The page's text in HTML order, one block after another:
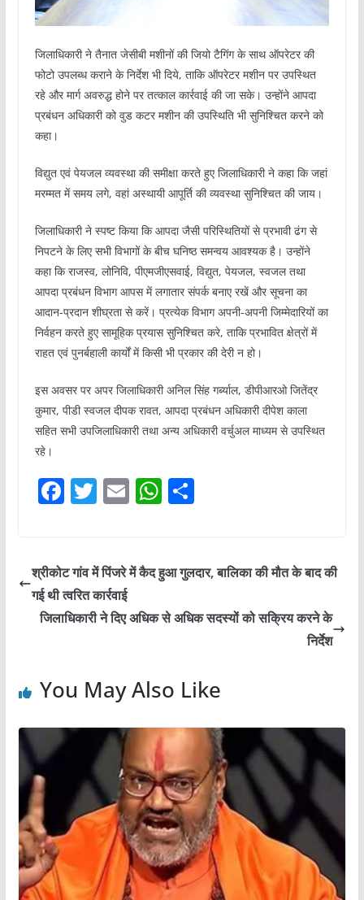
जिलाधिकारी ने तैनात जेसीबी मशीनों की जियो टैगिंग के साथ ऑपरेटर की
फोटो उपलब्ध कराने के निर्देश भी दिये, ताकि ऑपरेटर मशीन पर उपस्थित
रहे और मार्ग अवरुद्ध होने पर तत्काल कार्रवाई की जा सके। उन्होंने आपदा
प्रबंधन अधिकारी को वुड कटर मशीन की उपस्थिति भी सुनिश्चित करने को
कहा।
विद्युत एवं पेयजल व्यवस्था की समीक्षा करते हुए जिलाधिकारी ने कहा कि जहां
मरम्मत में समय लगे, वहां अस्थायी आपूर्ति की व्यवस्था सुनिश्चित की जाय।
जिलाधिकारी ने स्पष्ट किया कि आपदा जैसी परिस्थितियों से प्रभावी ढंग से
निपटने के लिए सभी विभागों के बीच घनिष्ठ समन्वय आवश्यक है। उन्होंने
कहा कि राजस्व, लोनिवि, पीएमजीएसवाई, विद्युत, पेयजल, स्वजल तथा
आपदा प्रबंधन विभाग आपस में लगातार संपर्क बनाए रखें और सूचना का
आदान-प्रदान शीघ्रता से करें। प्रत्येक विभाग अपनी-अपनी जिम्मेदारियों का
निर्वहन करते हुए सामूहिक प्रयास सुनिश्चित करे, ताकि प्रभावित क्षेत्रों में
राहत एवं पुनर्बहाली कार्यों में किसी भी प्रकार की देरी न हो।
इस अवसर पर अपर जिलाधिकारी अनिल सिंह गर्ब्याल, डीपीआरओ जितेंद्र
कुमार, पीडी स्वजल दीपक रावत, आपदा प्रबंधन अधिकारी दीपेश काला
सहित सभी उपजिलाधिकारी तथा अन्य अधिकारी वर्चुअल माध्यम से उपस्थित
रहे।
F
e
b
o
T
er
E
l
W
s
p
S
e
श्रीकोट गांव में पिंजरे में कैद हुआ गुलदार, बालिका की मौत के बाद की
गई थी त्वरित कार्रवाई
जिलाधिकारी ने दिए अधिक से अधिक सदस्यों को सक्रिय करने के
निर्देश
You May Also Like